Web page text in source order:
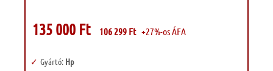
135 000 Ft 106 299 Ft +27%-os ÁFA
Gyártó: Hp